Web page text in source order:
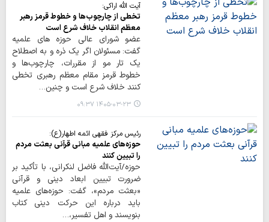
آیت الله اراکی:
تخطی از چارچوب‌ها و خطوط قرمز رهبر
معظم انقلاب خلاف شرع است
عضو شورای عالی حوزه های علمیه
گفت: مسئولان اگر یک ذره و به اصطلاح
یک تار مو از مقررات، چارچوب‌ها و
خطوط قرمز مقام معظم رهبری تخطی
کنند خلاف شرع است و چنین…
۱۴۰۵-۰۳-۲۳ ۰۹:۳۷
رئیس مرکز فقهی ائمه اطهار(ع):
حوزه‌های علمیه مبانی قرآنی بعثت مردم
را تبیین کنند
حوزه/آیت‌الله فاضل لنکرانی، با تأکید بر
ضرورت تبیین ابعاد دینی و قرآنی
«بعثت مردم»، گفت: حوزه‌های علمیه
باید درباره این حرکت دینی کتاب
بنویسند و اهل تفسیر،…